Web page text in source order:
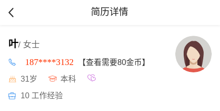
简历详情
叶/ 女士
187****3132 【查看需要80金币】
31岁 本科
10 工作经验